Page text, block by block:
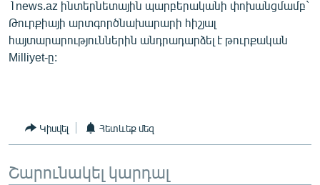
ԿՈՐՈՆԱՎԻՐՈՒՍ
ԱՐԽԻՎ
ՏԵՍԱՆՅՈՒԹԵՐ
ՓՈԴՔԱՍԹ
Հայերեն
1news.az ինտերնետային պարբերականի փոխանցմամբ`
Թուրքիայի արտգործնախարարի հիշյալ
հայտարարություններին անդրադարձել է թուրքական
Milliyet-ը:
Կիսվել Հետևեք մեզ
Շարունակել կարդալ